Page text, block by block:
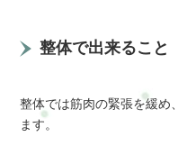
整体で出来ること
整体では筋肉の緊張を緩め
ます。